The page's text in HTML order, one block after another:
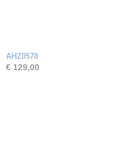
AHZ0578
€ 129,00